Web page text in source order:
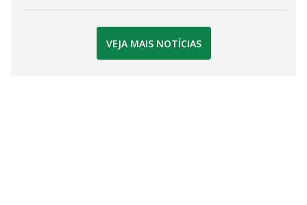
VEJA MAIS NOTÍCIAS